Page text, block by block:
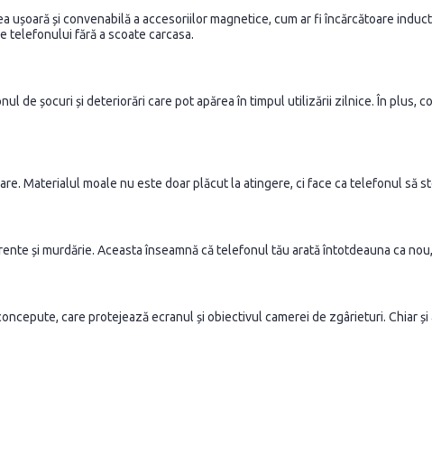
ușoară și convenabilă a accesoriilor magnetice, cum ar fi încărcătoare
telefonului fără a scoate carcasa.
de șocuri și deteriorări care pot apărea în timpul utilizării zilnice. În plus,
Materialul moale nu este doar plăcut la atingere, ci face ca telefonul să
și murdărie. Aceasta înseamnă că telefonul tău arată întotdeauna ca
care protejează ecranul și obiectivul camerei de zgârieturi. Chiar